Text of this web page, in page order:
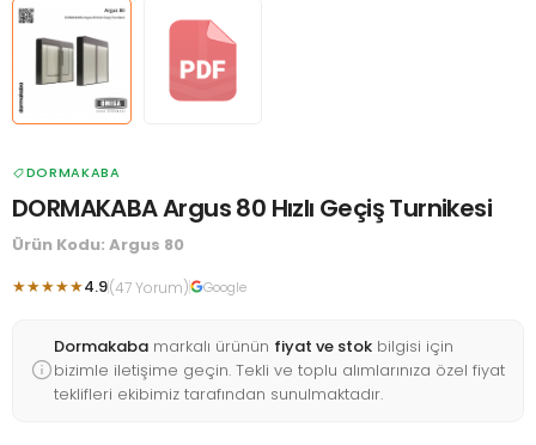
DORMAKABA
DORMAKABA Argus 80 Hızlı Geçiş Turnikesi
Ürün Kodu: Argus 80
★★★★★4.9(47 Yorum) Google
Dormakaba markalı ürünün fiyat ve stok bilgisi için
bizimle iletişime geçin. Tekli ve toplu alımlarınıza özel fiyat
teklifleri ekibimiz tarafından sunulmaktadır.